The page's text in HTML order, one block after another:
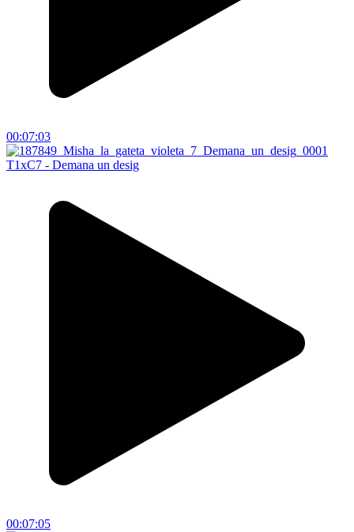
00:07:03
T1xC7 - Demana un desig
00:07:05